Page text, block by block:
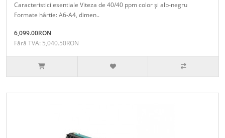
Caracteristici esentiale Viteza de 40/40 ppm color şi alb-negru
Formate hârtie: A6-A4, dimen..
6,099.00RON
Fără TVA: 5,040.50RON